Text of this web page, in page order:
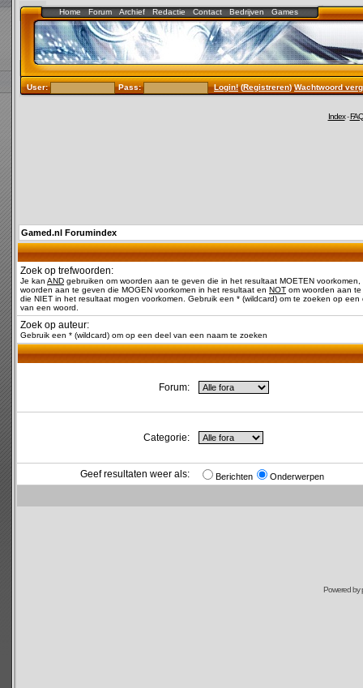
Home Forum Archief Redactie Contact Bedrijven Games
User: Pass: Login!(Registreren)Wachtwoord
Index-FAQ
Gamed.nl Forumindex
Zoek op trefwoorden:
Je kan AND gebruiken om woorden aan te geven die in het resultaat MOETEN voorkomen,
woorden aan te geven die MOGEN voorkomen in het resultaat en NOT om woorden aan
die NIET in het resultaat mogen voorkomen. Gebruik een * (wildcard) om te zoeken op een
van een woord.
Zoek op auteur:
Gebruik een * (wildcard) om op een deel van een naam te zoeken
Forum:
Categorie:
Geef resultaten weer als: Berichten Onderwerpen
Powered by